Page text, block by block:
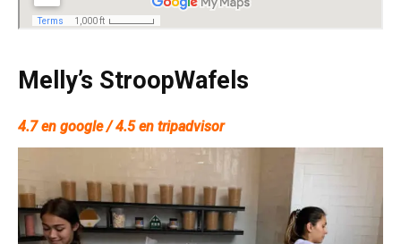
Melly’s StroopWafels
4.7 en google / 4.5 en tripadvisor